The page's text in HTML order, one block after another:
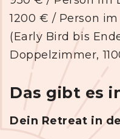
1200 € / Person
(Early Bird bis
Doppelzimmer,
Das gibt es
Dein Retreat in